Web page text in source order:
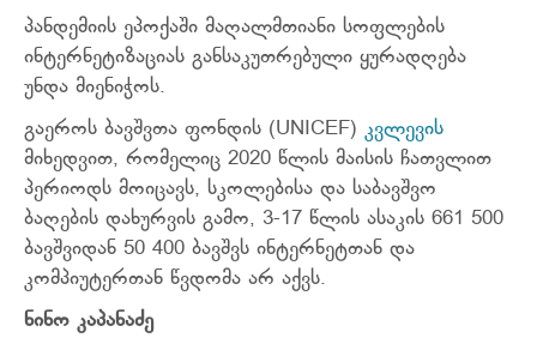
პანდემიის ეპოქაში მაღალმთიანი სოფლების
ინტერნეტიზაციას განსაკუთრებული ყურადღება
უნდა მიენიჭოს.
გაეროს ბავშვთა ფონდის (UNICEF) კვლევის
მიხედვით, რომელიც 2020 წლის მაისის ჩათვლით
პერიოდს მოიცავს, სკოლებისა და საბავშვო
ბაღების დახურვის გამო, 3-17 წლის ასაკის 661 500
ბავშვიდან 50 400 ბავშვს ინტერნეტთან და
კომპიუტერთან წვდომა არ აქვს.
ნინო კაპანაძე